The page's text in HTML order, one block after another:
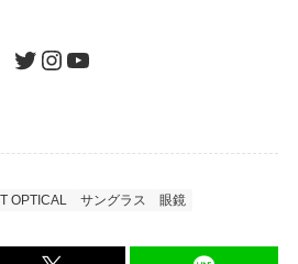
のご承認 / 入金
たします。買取金額にご納
ツイッターインスタグラムユーチューブ
OPTICAL サングラス 眼鏡